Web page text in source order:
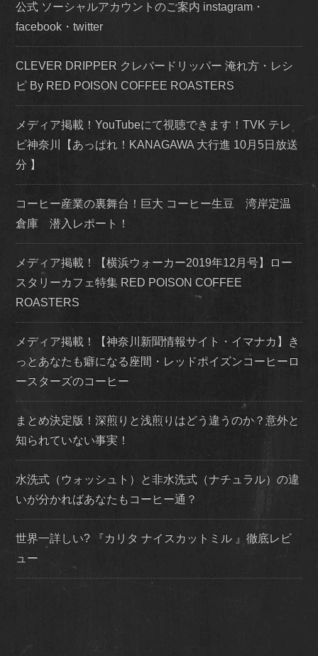
公式 ソーシャルアカウントのご案内 instagram・
facebook・twitter
CLEVER DRIPPER クレバードリッパー 淹れ方・レシ
ピ By RED POISON COFFEE ROASTERS
メディア掲載！YouTubeにて視聴できます！TVK テレ
ビ神奈川【あっぱれ！KANAGAWA 大行進 10月5日放送
分 】
コーヒー産業の裏舞台！巨大 コーヒー生豆 湾岸定温
倉庫 潜入レポート！
メディア掲載！【横浜ウォーカー2019年12月号】ロー
スタリーカフェ特集 RED POISON COFFEE
ROASTERS
メディア掲載！【神奈川新聞情報サイト・イマナカ】き
っとあなたも癖になる座間・レッドポイズンコーヒーロ
ースターズのコーヒー
まとめ決定版！深煎りと浅煎りはどう違うのか？意外と
知られていない事実！
水洗式（ウォッシュト）と非水洗式（ナチュラル）の違
いが分かればあなたもコーヒー通？
世界一詳しい? 『カリタ ナイスカットミル 』徹底レビ
ュー